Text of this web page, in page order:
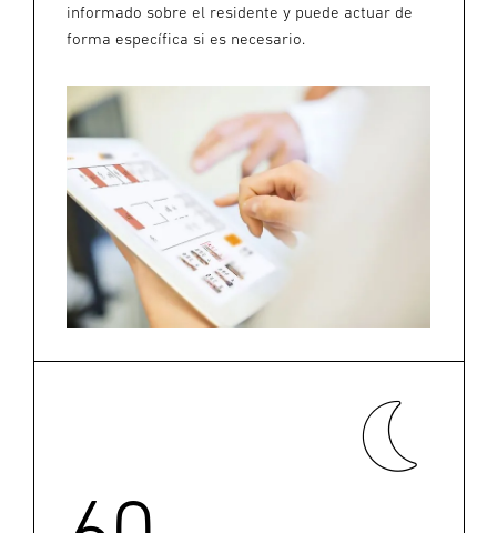
informado sobre el residente y puede actuar de
forma específica si es necesario.